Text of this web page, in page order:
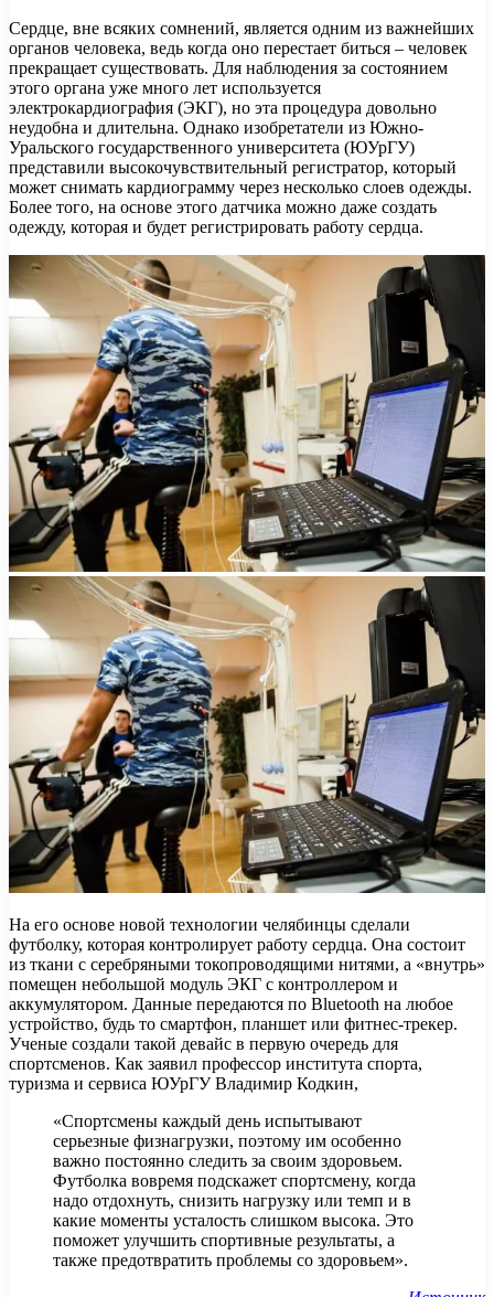
Сердце, вне всяких сомнений, является одним из важнейших
органов человека, ведь когда оно перестает биться – человек
прекращает существовать. Для наблюдения за состоянием
этого органа уже много лет используется
электрокардиография (ЭКГ), но эта процедура довольно
неудобна и длительна. Однако изобретатели из Южно-
Уральского государственного университета (ЮУрГУ)
представили высокочувствительный регистратор, который
может снимать кардиограмму через несколько слоев одежды.
Более того, на основе этого датчика можно даже создать
одежду, которая и будет регистрировать работу сердца.
На его основе новой технологии челябинцы сделали
футболку, которая контролирует работу сердца. Она состоит
из ткани с серебряными токопроводящими нитями, а «внутрь»
помещен небольшой модуль ЭКГ с контроллером и
аккумулятором. Данные передаются по Bluetooth на любое
устройство, будь то смартфон, планшет или фитнес-трекер.
Ученые создали такой девайс в первую очередь для
спортсменов. Как заявил профессор института спорта,
туризма и сервиса ЮУрГУ Владимир Кодкин,
«Спортсмены каждый день испытывают
серьезные физнагрузки, поэтому им особенно
важно постоянно следить за своим здоровьем.
Футболка вовремя подскажет спортсмену, когда
надо отдохнуть, снизить нагрузку или темп и в
какие моменты усталость слишком высока. Это
поможет улучшить спортивные результаты, а
также предотвратить проблемы со здоровьем».